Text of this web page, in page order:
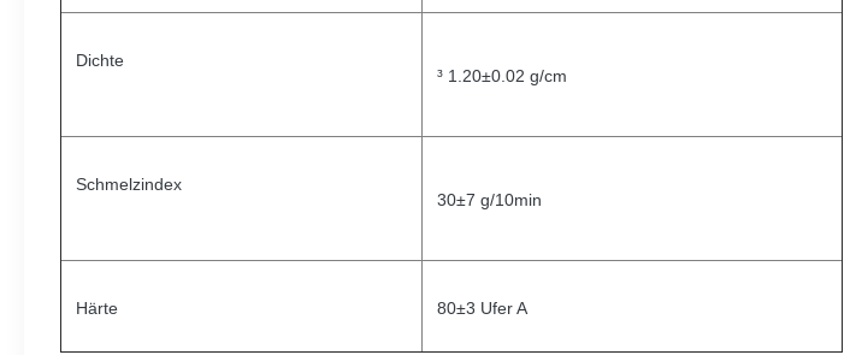
Dichte
³ 1.20±0.02 g/cm
Schmelzindex
30±7 g/10min
Härte 80±3 Ufer A